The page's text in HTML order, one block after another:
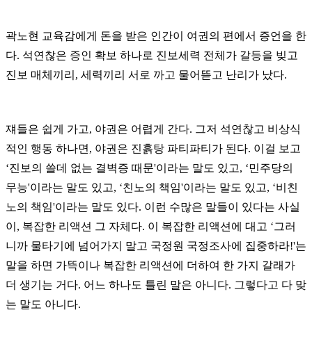
곽노현 교육감에게 돈을 받은 인간이 여권의 편에서 증언을 한
다. 석연찮은 증인 확보 하나로 진보세력 전체가 갈등을 빚고
진보 매체끼리 , 세력끼리 서로 까고 물어뜯고 난리가 났다.
쟤들은 쉽게 가고, 야권은 어렵게 간다. 그저 석연찮고 비상식
적인 행동 하나면 , 야권은 진흙탕 파티파티가 된다. 이걸 보고
‘진보의 쓸데 없는 결벽증 때문'이라는 말도 있고, ‘민주당의
무능'이라는 말도 있고, ‘친노의 책임'이라는 말도 있고, ‘비친
노의 책임'이라는 말도 있다. 이런 수많은 말들이 있다는 사실
이 , 복잡한 리액션 그 자체다. 이 복잡한 리액션에 대고 ‘그러
니까 물타기에 넘어가지 말고 국정원 국정조사에 집중하라!'는
말을 하면 가뜩이나 복잡한 리액션에 더하여 한 가지 갈래가
더 생기는 거다. 어느 하나도 틀린 말은 아니다. 그렇다고 다 맞
는 말도 아니다.